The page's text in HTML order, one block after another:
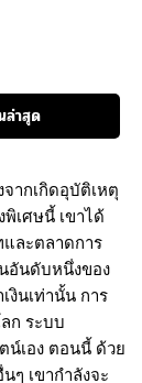
ล่าสุด
ากเกิดอุบัติเหตุ
เศษนี้ เขาได้
และตลาดการ
อันดับหนึ่งของ
งินเท่านั้น การ
ก ระบบ
น์เอง ตอนนี้ ด้วย
ๆ เขากำลังจะ